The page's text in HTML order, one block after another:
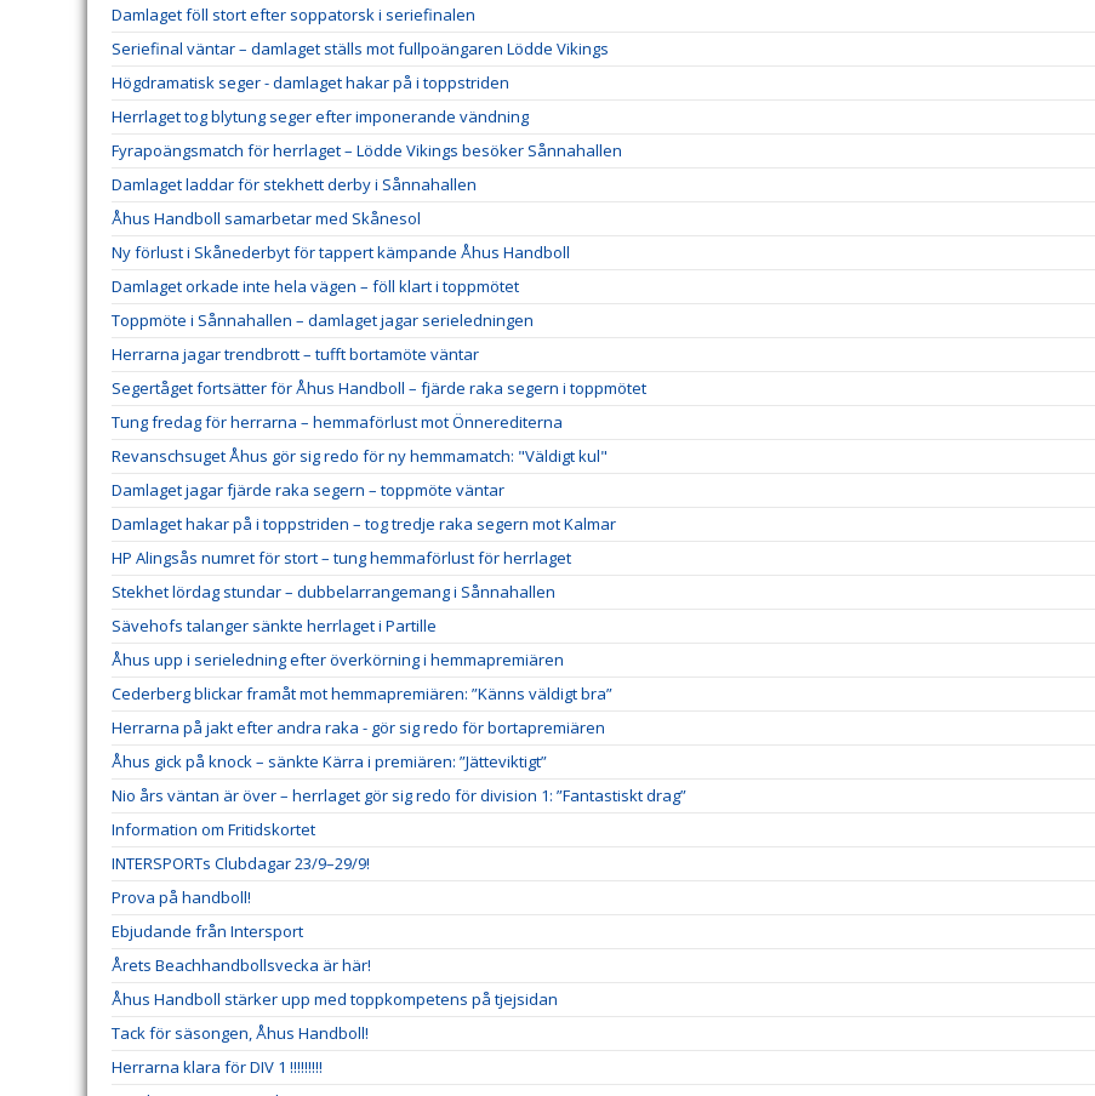
Damlaget föll stort efter soppatorsk i seriefinalen
Seriefinal väntar – damlaget ställs mot fullpoängaren Lödde Vikings
Högdramatisk seger - damlaget hakar på i toppstriden
Herrlaget tog blytung seger efter imponerande vändning
Fyrapoängsmatch för herrlaget – Lödde Vikings besöker Sånnahallen
Damlaget laddar för stekhett derby i Sånnahallen
Åhus Handboll samarbetar med Skånesol
Ny förlust i Skånederbyt för tappert kämpande Åhus Handboll
Damlaget orkade inte hela vägen – föll klart i toppmötet
Toppmöte i Sånnahallen – damlaget jagar serieledningen
Herrarna jagar trendbrott – tufft bortamöte väntar
Segertåget fortsätter för Åhus Handboll – fjärde raka segern i toppmötet
Tung fredag för herrarna – hemmaförlust mot Önnerediterna
Revanschsuget Åhus gör sig redo för ny hemmamatch: "Väldigt kul"
Damlaget jagar fjärde raka segern – toppmöte väntar
Damlaget hakar på i toppstriden – tog tredje raka segern mot Kalmar
HP Alingsås numret för stort – tung hemmaförlust för herrlaget
Stekhet lördag stundar – dubbelarrangemang i Sånnahallen
Sävehofs talanger sänkte herrlaget i Partille
Åhus upp i serieledning efter överkörning i hemmapremiären
Cederberg blickar framåt mot hemmapremiären: ”Känns väldigt bra”
Herrarna på jakt efter andra raka - gör sig redo för bortapremiären
Åhus gick på knock – sänkte Kärra i premiären: ”Jätteviktigt”
Nio års väntan är över – herrlaget gör sig redo för division 1: ”Fantastiskt drag”
Information om Fritidskortet
INTERSPORTs Clubdagar 23/9–29/9!
Prova på handboll!
Ebjudande från Intersport
Årets Beachhandbollsvecka är här!
Åhus Handboll stärker upp med toppkompetens på tjejsidan
Tack för säsongen, Åhus Handboll!
Herrarna klara för DIV 1 !!!!!!!!!